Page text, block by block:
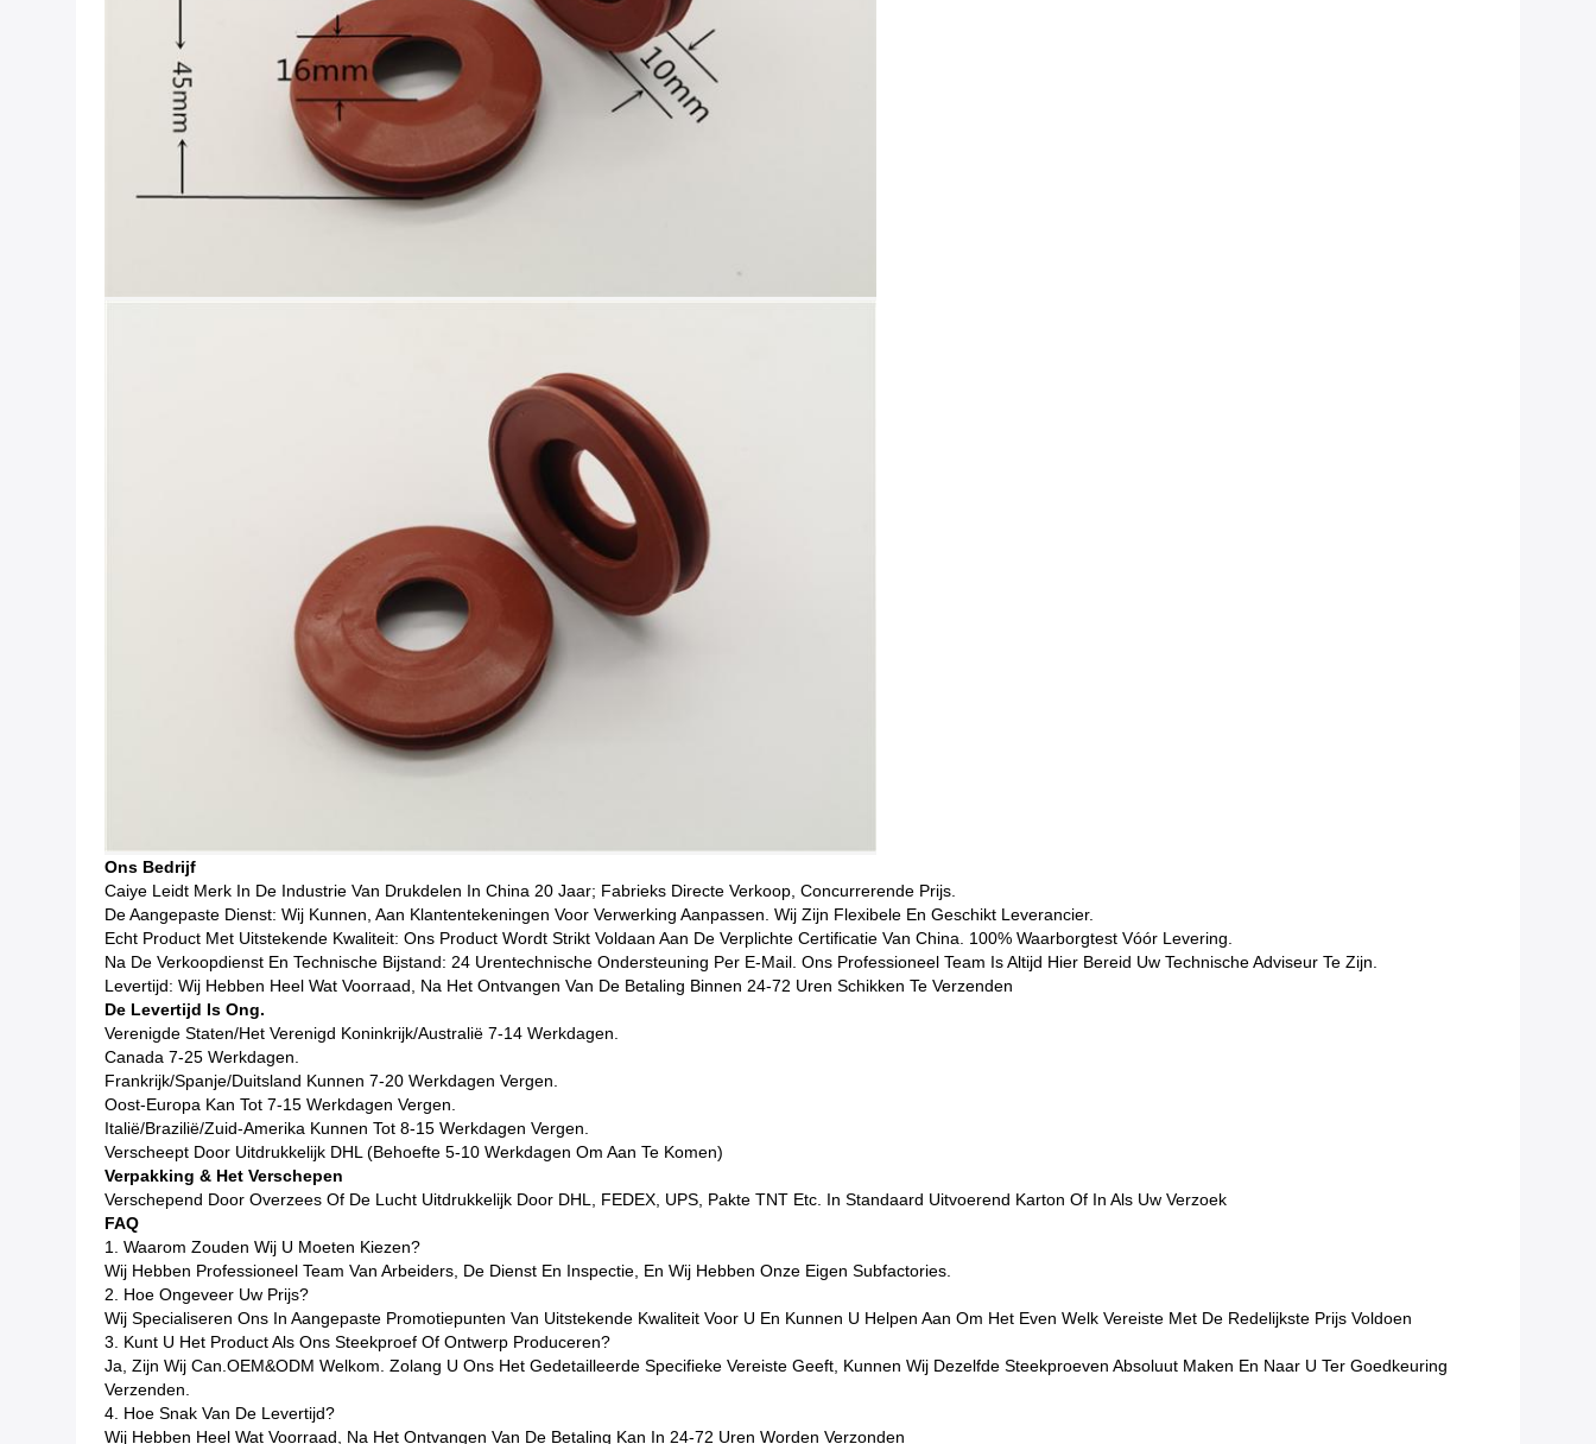
Ons Bedrijf
Caiye Leidt Merk In De Industrie Van Drukdelen In China 20 Jaar; Fabrieks Directe Verkoop, Concurrerende Prijs.
De Aangepaste Dienst: Wij Kunnen, Aan Klantentekeningen Voor Verwerking Aanpassen. Wij Zijn Flexibele En Geschikt Leverancier.
Echt Product Met Uitstekende Kwaliteit: Ons Product Wordt Strikt Voldaan Aan De Verplichte Certificatie Van China. 100% Waarborgtest Vóór Levering.
Na De Verkoopdienst En Technische Bijstand: 24 Urentechnische Ondersteuning Per E-Mail. Ons Professioneel Team Is Altijd Hier Bereid Uw Technische Adviseur Te Zijn.
Levertijd: Wij Hebben Heel Wat Voorraad, Na Het Ontvangen Van De Betaling Binnen 24-72 Uren Schikken Te Verzenden
De Levertijd Is Ong.
Verenigde Staten/het Verenigd Koninkrijk/Australië 7-14 Werkdagen.
Canada 7-25 Werkdagen.
Frankrijk/Spanje/Duitsland Kunnen 7-20 Werkdagen Vergen.
Oost-Europa Kan Tot 7-15 Werkdagen Vergen.
Italië/Brazilië/Zuid-Amerika Kunnen Tot 8-15 Werkdagen Vergen.
Verscheept Door Uitdrukkelijk DHL (Behoefte 5-10 Werkdagen Om Aan Te Komen)
Verpakking & Het Verschepen
Verschepend Door Overzees Of De Lucht Uitdrukkelijk Door DHL, FEDEX, UPS, Pakte TNT Etc. In Standaard Uitvoerend Karton Of In Als Uw Verzoek
FAQ
1. Waarom Zouden Wij U Moeten Kiezen?
Wij Hebben Professioneel Team Van Arbeiders, De Dienst En Inspectie, En Wij Hebben Onze Eigen Subfactories.
2. Hoe Ongeveer Uw Prijs?
Wij Specialiseren Ons In Aangepaste Promotiepunten Van Uitstekende Kwaliteit Voor U En Kunnen U Helpen Aan Om Het Even Welk Vereiste Met De Redelijkste Prijs Voldoen
3. Kunt U Het Product Als Ons Steekproef Of Ontwerp Produceren?
Ja, Zijn Wij Can.OEM&ODM Welkom. Zolang U Ons Het Gedetailleerde Specifieke Vereiste Geeft, Kunnen Wij Dezelfde Steekproeven Absoluut Maken En Naar U Ter Goedkeuring
Verzenden.
4. Hoe Snak Van De Levertijd?
Wij Hebben Heel Wat Voorraad, Na Het Ontvangen Van De Betaling Kan In 24-72 Uren Worden Verzonden